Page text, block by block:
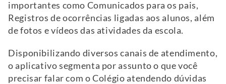
importantes como Comunicados para os pais,
Registros de ocorrências ligadas aos alunos, além
de fotos e vídeos das atividades da escola.
Disponibilizando diversos canais de atendimento,
o aplicativo segmenta por assunto o que você
precisar falar com o Colégio atendendo dúvidas